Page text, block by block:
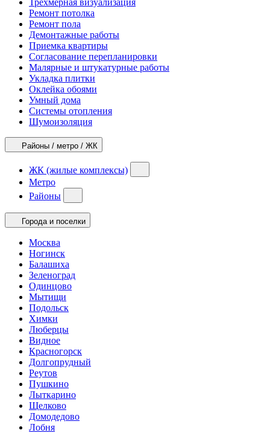
Трехмерная визуализация
Ремонт потолка
Ремонт пола
Демонтажные работы
Приемка квартиры
Согласование перепланировки
Малярные и штукатурные работы
Укладка плитки
Оклейка обоями
Умный дома
Системы отопления
Шумоизоляция
Районы / метро / ЖК
ЖК (жилые комплексы)
Метро
Районы
Города и поселки
Москва
Ногинск
Балашиха
Зеленоград
Одинцово
Мытищи
Подольск
Химки
Люберцы
Видное
Красногорск
Долгопрудный
Реутов
Пушкино
Лыткарино
Щелково
Домодедово
Лобня